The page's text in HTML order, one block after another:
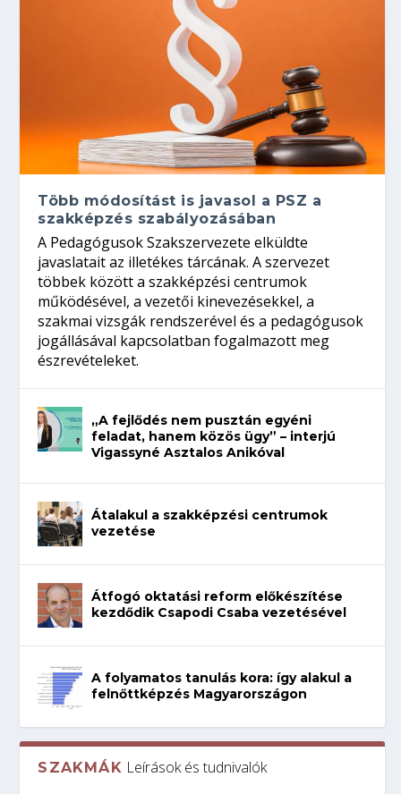
Több módosítást is javasol a PSZ a
szakképzés szabályozásában
A Pedagógusok Szakszervezete elküldte
javaslatait az illetékes tárcának. A szervezet
többek között a szakképzési centrumok
működésével, a vezetői kinevezésekkel, a
szakmai vizsgák rendszerével és a pedagógusok
jogállásával kapcsolatban fogalmazott meg
észrevételeket.
„A fejlődés nem pusztán egyéni
feladat, hanem közös ügy” – interjú
Vigassyné Asztalos Anikóval
Átalakul a szakképzési centrumok
vezetése
Átfogó oktatási reform előkészítése
kezdődik Csapodi Csaba vezetésével
A folyamatos tanulás kora: így alakul a
felnőttképzés Magyarországon
SZAKMÁK Leírások és tudnivalók